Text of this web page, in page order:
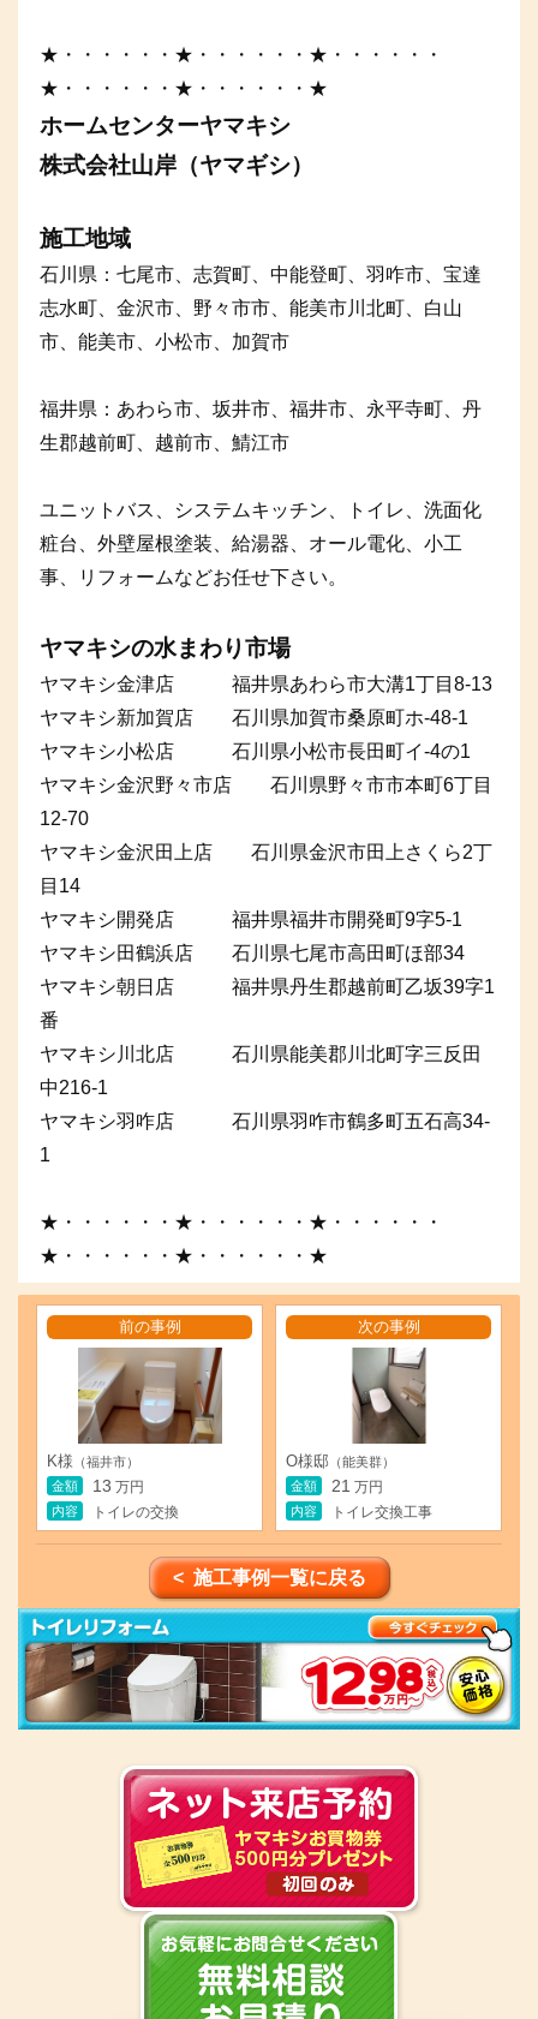
★・・・・・・★・・・・・・★・・・・・・
★・・・・・・★・・・・・・★
ホームセンターヤマキシ
株式会社山岸（ヤマギシ）
施工地域
石川県：七尾市、志賀町、中能登町、羽咋市、宝達
志水町、金沢市、野々市市、能美市川北町、白山
市、能美市、小松市、加賀市
福井県：あわら市、坂井市、福井市、永平寺町、丹
生郡越前町、越前市、鯖江市
ユニットバス、システムキッチン、トイレ、洗面化
粧台、外壁屋根塗装、給湯器、オール電化、小工
事、リフォームなどお任せ下さい。
ヤマキシの水まわり市場
ヤマキシ金津店 福井県あわら市大溝1丁目8-13
ヤマキシ新加賀店 石川県加賀市桑原町ホ-48-1
ヤマキシ小松店 石川県小松市長田町イ-4の1
ヤマキシ金沢野々市店 石川県野々市市本町6丁目
12-70
ヤマキシ金沢田上店 石川県金沢市田上さくら2丁
目14
ヤマキシ開発店 福井県福井市開発町9字5-1
ヤマキシ田鶴浜店 石川県七尾市高田町ほ部34
ヤマキシ朝日店 福井県丹生郡越前町乙坂39字1
番
ヤマキシ川北店 石川県能美郡川北町字三反田
中216-1
ヤマキシ羽咋店 石川県羽咋市鶴多町五石高34-
1
★・・・・・・★・・・・・・★・・・・・・
★・・・・・・★・・・・・・★
前の事例
K様 （福井市）
金額
13 万円
内容
トイレの交換
次の事例
O様邸 （能美群）
金額
21 万円
内容
トイレ交換工事
< 施工事例一覧に戻る